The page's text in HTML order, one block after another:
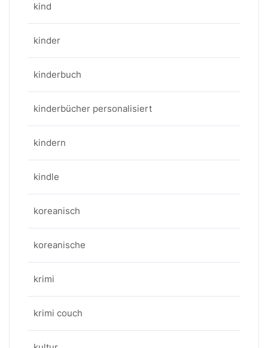
kind
kinder
kinderbuch
kinderbücher personalisiert
kindern
kindle
koreanisch
koreanische
krimi
krimi couch